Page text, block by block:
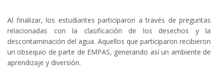
Al finalizar, los estudiantes participaron a través de preguntas
relacionadas con la clasificación de los desechos y la
descontaminación del agua. Aquellos que participaron recibieron
un obsequio de parte de EMPAS, generando así un ambiente de
aprendizaje y diversión.